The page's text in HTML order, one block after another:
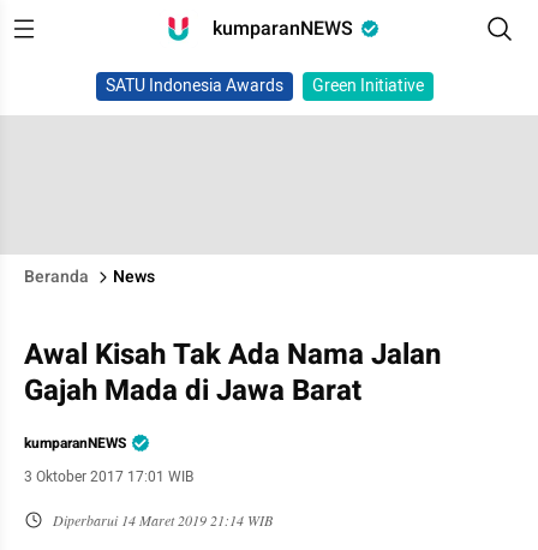
kumparanNEWS
SATU Indonesia Awards Green Initiative
Beranda News
Awal Kisah Tak Ada Nama Jalan
Gajah Mada di Jawa Barat
kumparanNEWS
3 Oktober 2017 17:01 WIB
Diperbarui 14 Maret 2019 21:14 WIB